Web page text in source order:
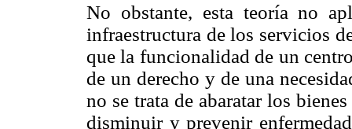
No obstante, esta teoría no
infraestructura de los servicios
que la funcionalidad de un
de un derecho y de una
no se trata de abaratar los
disminuir y prevenir